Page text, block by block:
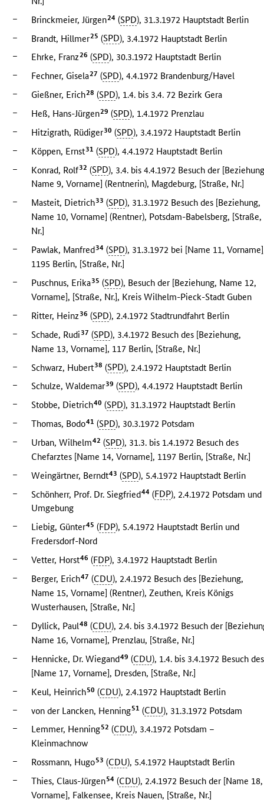
–
Brinckmeier, Jürgen24 (SPD), 31.3.1972 Hauptstadt Berlin
–
Brandt, Hillmer25 (SPD), 3.4.1972 Hauptstadt Berlin
–
Ehrke, Franz26 (SPD), 30.3.1972 Hauptstadt Berlin
–
Fechner, Gisela27 (SPD), 4.4.1972 Brandenburg/Havel
–
Gießner, Erich28 (SPD), 1.4. bis 3.4. 72 Bezirk Gera
–
Heß, Hans-Jürgen29 (SPD), 1.4.1972 Prenzlau
–
Hitzigrath, Rüdiger30 (SPD), 3.4.1972 Hauptstadt Berlin
–
Köppen, Ernst31 (SPD), 4.4.1972 Hauptstadt Berlin
–
Konrad, Rolf32 (SPD), 3.4. bis 4.4.1972 Besuch der
Name 9, Vorname] (Rentnerin), Magdeburg, [Straße, Nr.]
–
Masteit, Dietrich33 (SPD), 31.3.1972 Besuch des [Beziehung,
Name 10, Vorname] (Rentner), Potsdam-Babelsberg, [Straße,
Nr.]
–
Pawlak, Manfred34 (SPD), 31.3.1972 bei [Name 11,
1195 Berlin, [Straße, Nr.]
–
Puschnus, Erika35 (SPD), Besuch der [Beziehung, Name 12,
Vorname], [Straße, Nr.], Kreis Wilhelm-Pieck-Stadt Guben
–
Ritter, Heinz 36 (SPD), 2.4.1972 Stadtrundfahrt Berlin
–
Schade, Rudi 37 (SPD), 3.4.1972 Besuch des [Beziehung,
Name 13, Vorname], 117 Berlin, [Straße, Nr.]
–
Schwarz, Hubert38 (SPD), 2.4.1972 Hauptstadt Berlin
–
Schulze, Waldemar39 (SPD), 4.4.1972 Hauptstadt Berlin
–
Stobbe, Dietrich40 (SPD), 31.3.1972 Hauptstadt Berlin
–
Thomas, Bodo41 (SPD), 30.3.1972 Potsdam
–
Urban, Wilhelm42 (SPD), 31.3. bis 1.4.1972 Besuch des
Chefarztes [Name 14, Vorname], 1197 Berlin, [Straße, Nr.]
–
Weingärtner, Berndt43 (SPD), 5.4.1972 Hauptstadt Berlin
–
Schönherr, Prof. Dr. Siegfried44 (FDP), 2.4.1972 Potsdam und
Umgebung
–
Liebig, Günter45 (FDP), 5.4.1972 Hauptstadt Berlin und
Fredersdorf-Nord
–
Vetter, Horst46 (FDP), 3.4.1972 Hauptstadt Berlin
–
Berger, Erich47 (CDU), 2.4.1972 Besuch des [Beziehung,
Name 15, Vorname] (Rentner), Zeuthen, Kreis Königs
Wusterhausen, [Straße, Nr.]
–
Dyllick, Paul48 (CDU), 2.4. bis 3.4.1972 Besuch der
Name 16, Vorname], Prenzlau, [Straße, Nr.]
–
Hennicke, Dr. Wiegand49 (CDU), 1.4. bis 3.4.1972 Besuch des
[Name 17, Vorname], Dresden, [Straße, Nr.]
–
Keul, Heinrich50 (CDU), 2.4.1972 Hauptstadt Berlin
–
von der Lancken, Henning51 (CDU), 31.3.1972 Potsdam
–
Lemmer, Henning52 (CDU), 3.4.1972 Potsdam –
Kleinmachnow
–
Rossmann, Hugo53 (CDU), 5.4.1972 Hauptstadt Berlin
–
Thies, Claus-Jürgen54 (CDU), 2.4.1972 Besuch der [Name 18,
Vorname], Falkensee, Kreis Nauen, [Straße, Nr.]